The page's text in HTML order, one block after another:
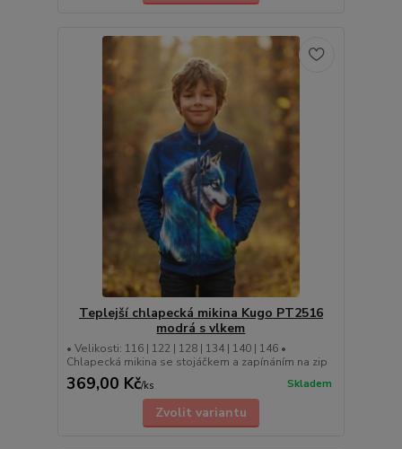
Teplejší chlapecká mikina Kugo PT2516
modrá s vlkem
• Velikosti: 116 | 122 | 128 | 134 | 140 | 146 •
Chlapecká mikina se stojáčkem a zapínáním na zip
369,00 Kč/ks Skladem
Zvolit variantu